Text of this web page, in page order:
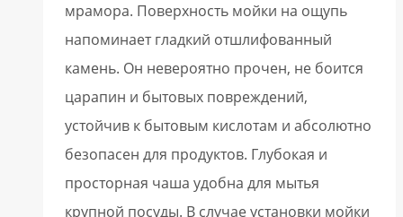
мрамора. Поверхность мойки на ощупь
напоминает гладкий отшлифованный
камень. Он невероятно прочен, не боится
царапин и бытовых повреждений,
устойчив к бытовым кислотам и абсолютно
безопасен для продуктов. Глубокая и
просторная чаша удобна для мытья
крупной посуды. В случае установки мойки